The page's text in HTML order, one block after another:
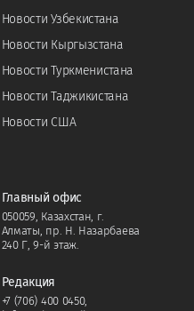
Новости Узбекистана
Новости Кыргызстана
Новости Туркменистана
Новости Таджикистана
Новости США
Главный офис
050059, Казахстан, г.
Алматы, пр. Н. Назарбаева
240 Г, 9-й этаж.
Редакция
+7 (706) 400 0450,